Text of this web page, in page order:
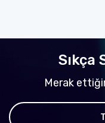
Sıkça
Merak